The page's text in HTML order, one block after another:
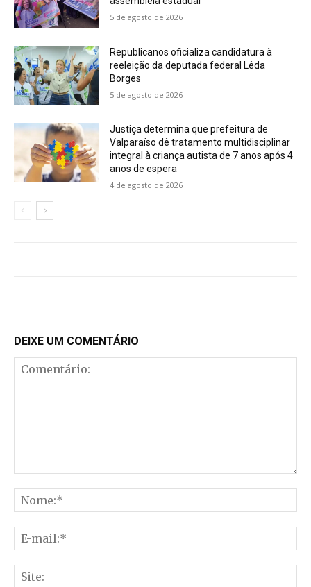
5 de agosto de 2026
Republicanos oficializa candidatura à
reeleição da deputada federal Lêda
Borges
5 de agosto de 2026
Justiça determina que prefeitura de
Valparaíso dê tratamento multidisciplinar
integral à criança autista de 7 anos após 4
anos de espera
4 de agosto de 2026
DEIXE UM COMENTÁRIO